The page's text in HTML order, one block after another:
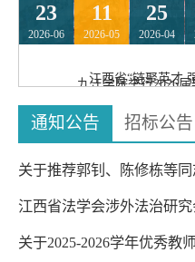
强，党委委员、纪委书记、监察专员刘波
耐心介绍岗位需求、发展通道和薪酬待遇
23
2026-06
11
2026-05
25
2026-04
通知公告 招标公告
关于推荐郭钊、陈修栋等
江西省法学会涉外法治研
关于2025-2026学年优秀教